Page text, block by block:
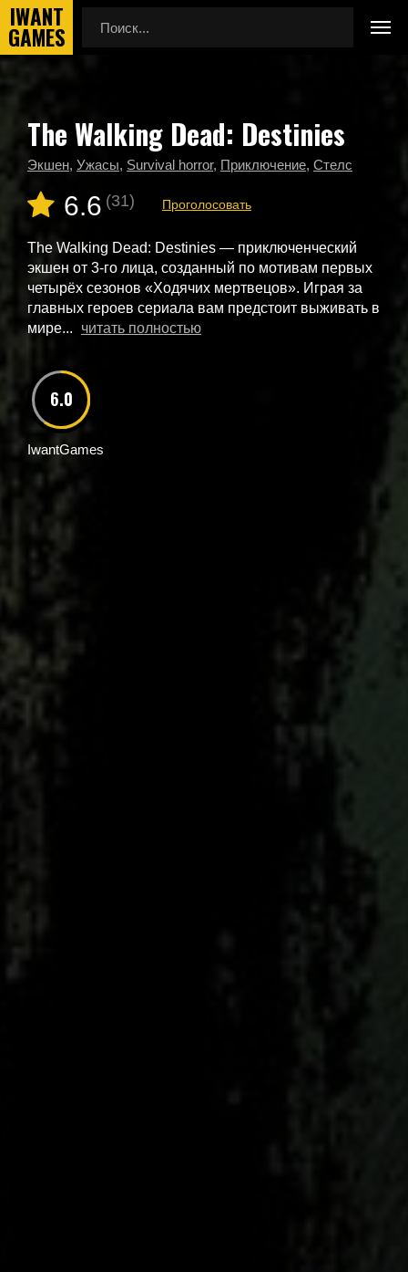
Главная
Новые игры
The Walking Dead: Destinies
The Walking Dead: Destinies
Экшен, Ужасы, Survival horror, Приключение, Стелс
6.6 (31) Проголосовать
The Walking Dead: Destinies — приключенческий
экшен от 3-го лица, созданный по мотивам первых
четырёх сезонов «Ходячих мертвецов». Играя за
главных героев сериала вам предстоит выживать в
мире...
читать полностью
6.0
IwantGames